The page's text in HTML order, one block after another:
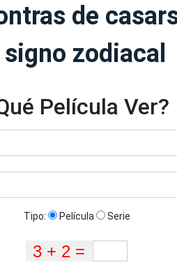
de
zodiacal
Película Ver?
Tipo: Película Serie